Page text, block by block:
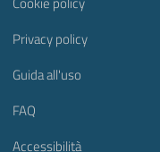
Privacy policy
Guida all'uso
FAQ
Accessibilità